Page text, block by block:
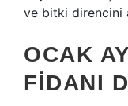
ve bitki direncini
OCAK
FIDANI